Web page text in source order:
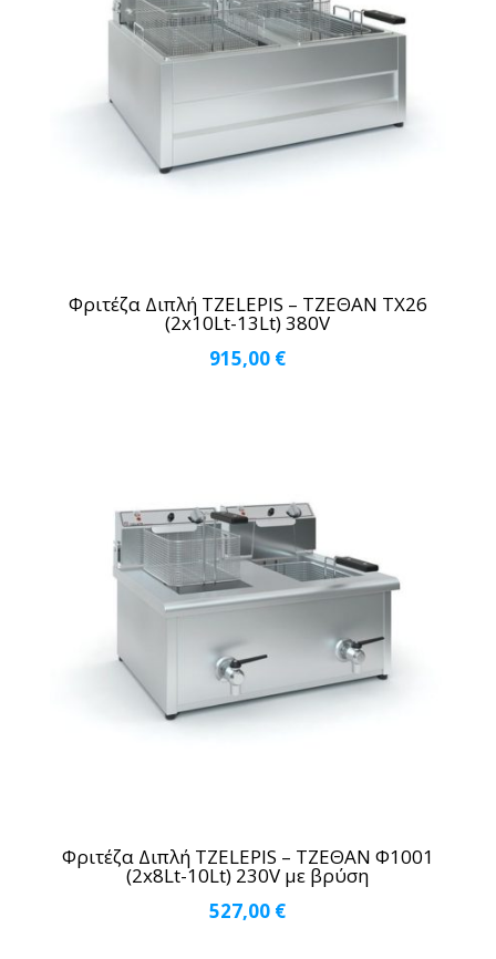
Φριτέζα Διπλή TZELEPIS – ΤΖΕΘΑΝ ΤΧ26
(2x10Lt-13Lt) 380V
915,00 €
Φριτέζα Διπλή TZELEPIS – ΤΖΕΘΑΝ Φ1001
(2x8Lt-10Lt) 230V με βρύση
527,00 €